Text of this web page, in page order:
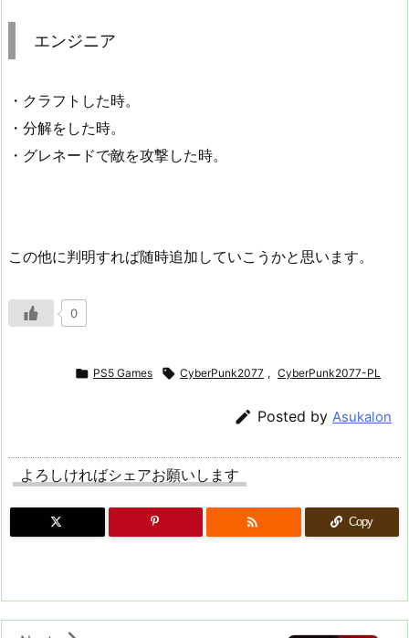
エンジニア
・クラフトした時。
・分解をした時。
・グレネードで敵を攻撃した時。
この他に判明すれば随時追加していこうかと思います。
0
 PS5 Games  CyberPunk2077 , CyberPunk2077-PL
 Posted by Asukalon
よろしければシェアお願いします
 Copy